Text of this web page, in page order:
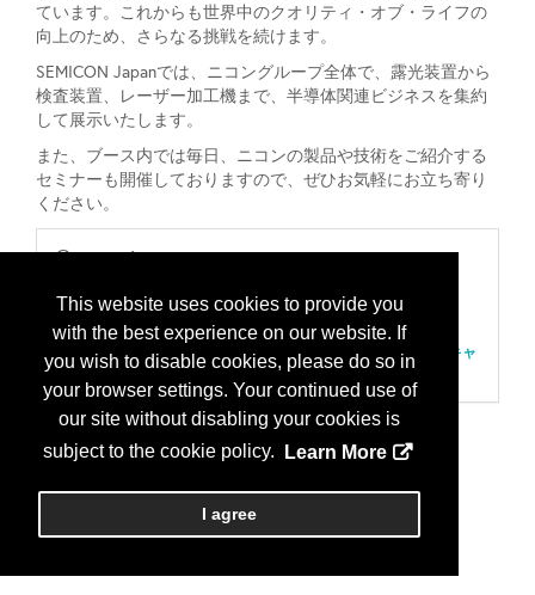
This website uses cookies to provide you
with the best experience on our website. If
you wish to disable cookies, please do so in
your browser settings. Your continued use of
our site without disabling your cookies is
subject to the cookie policy.
Learn More
I agree
ています。これからも世界中のクオリティ・オブ・ライフの
向上のため、さらなる挑戦を続けます。
SEMICON Japanでは、ニコングループ全体で、露光装置から
検査装置、レーザー加工機まで、半導体関連ビジネスを集約
して展示いたします。
また、ブース内では毎日、ニコンの製品や技術をご紹介する
セミナーも開催しておりますので、ぜひお気軽にお立ち寄り
ください。
Categories
Ｘ線：ＸＲＦ/3次元Ｘ線/レキシスシステム
207 装置、プロセス
リソグラフィ；露光/アライナ/直接描画装置/ステッパ/スキャ
ナ/ナノインプリント